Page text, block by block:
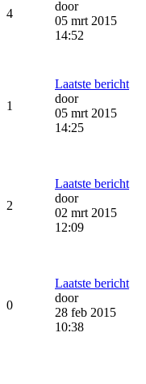
4
door
05 mrt 2015
14:52
1
Laatste bericht
door
05 mrt 2015
14:25
2
Laatste bericht
door
02 mrt 2015
12:09
0
Laatste bericht
door
28 feb 2015
10:38